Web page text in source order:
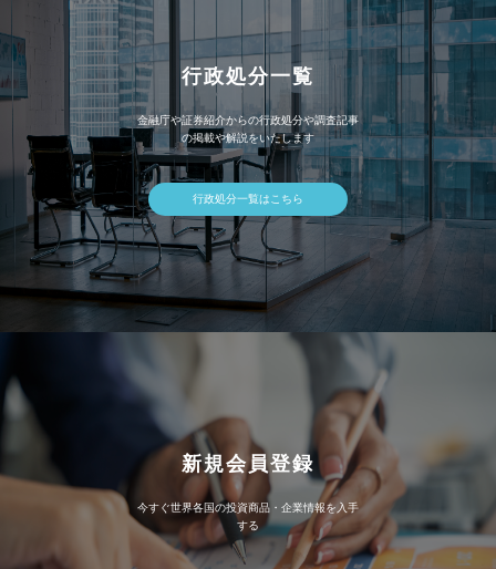
行政処分一覧
金融庁や証券紹介からの行政処分や調査記事
の掲載や解説をいたします
行政処分一覧はこちら
新規会員登録
今すぐ世界各国の投資商品・企業情報を入手
する